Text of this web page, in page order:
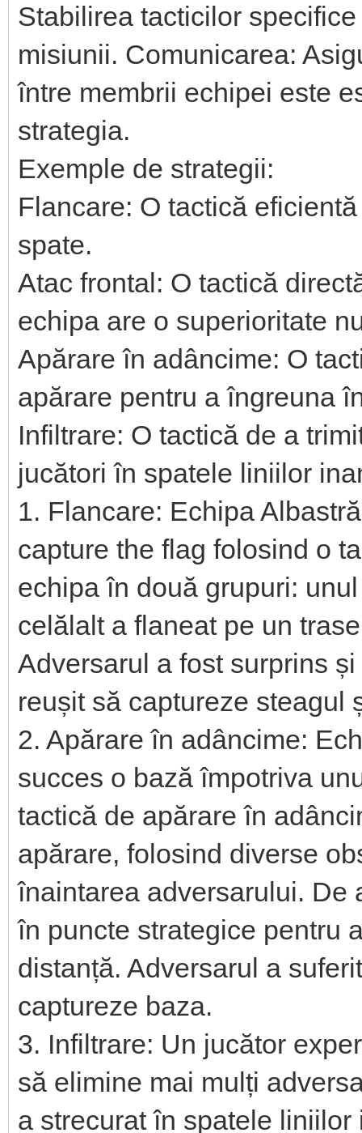
Stabilirea tacticilor
misiunii. Comunicarea:
între membrii echipei este
strategia.
Exemple de strategii:
Flancare: O tactică
spate.
Atac frontal: O tactică
echipa are o superioritate
Apărare în adâncime: O
apărare pentru a îngreuna
Infiltrare: O tactică de a
jucători în spatele liniilor
1. Flancare: Echipa
capture the flag folosind o
echipa în două grupuri:
celălalt a flaneat pe un
Adversarul a fost surprins
reușit să captureze steagul
2. Apărare în adâncime:
succes o bază împotriva
tactică de apărare în
apărare, folosind diverse
înaintarea adversarului. De
în puncte strategice pentru
distanță. Adversarul a
captureze baza.
3. Infiltrare: Un jucător
să elimine mai mulți
a strecurat în spatele